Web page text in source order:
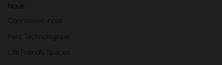
Nous
Connaissez-nous
Parc Technologique
Life Friendly Spaces